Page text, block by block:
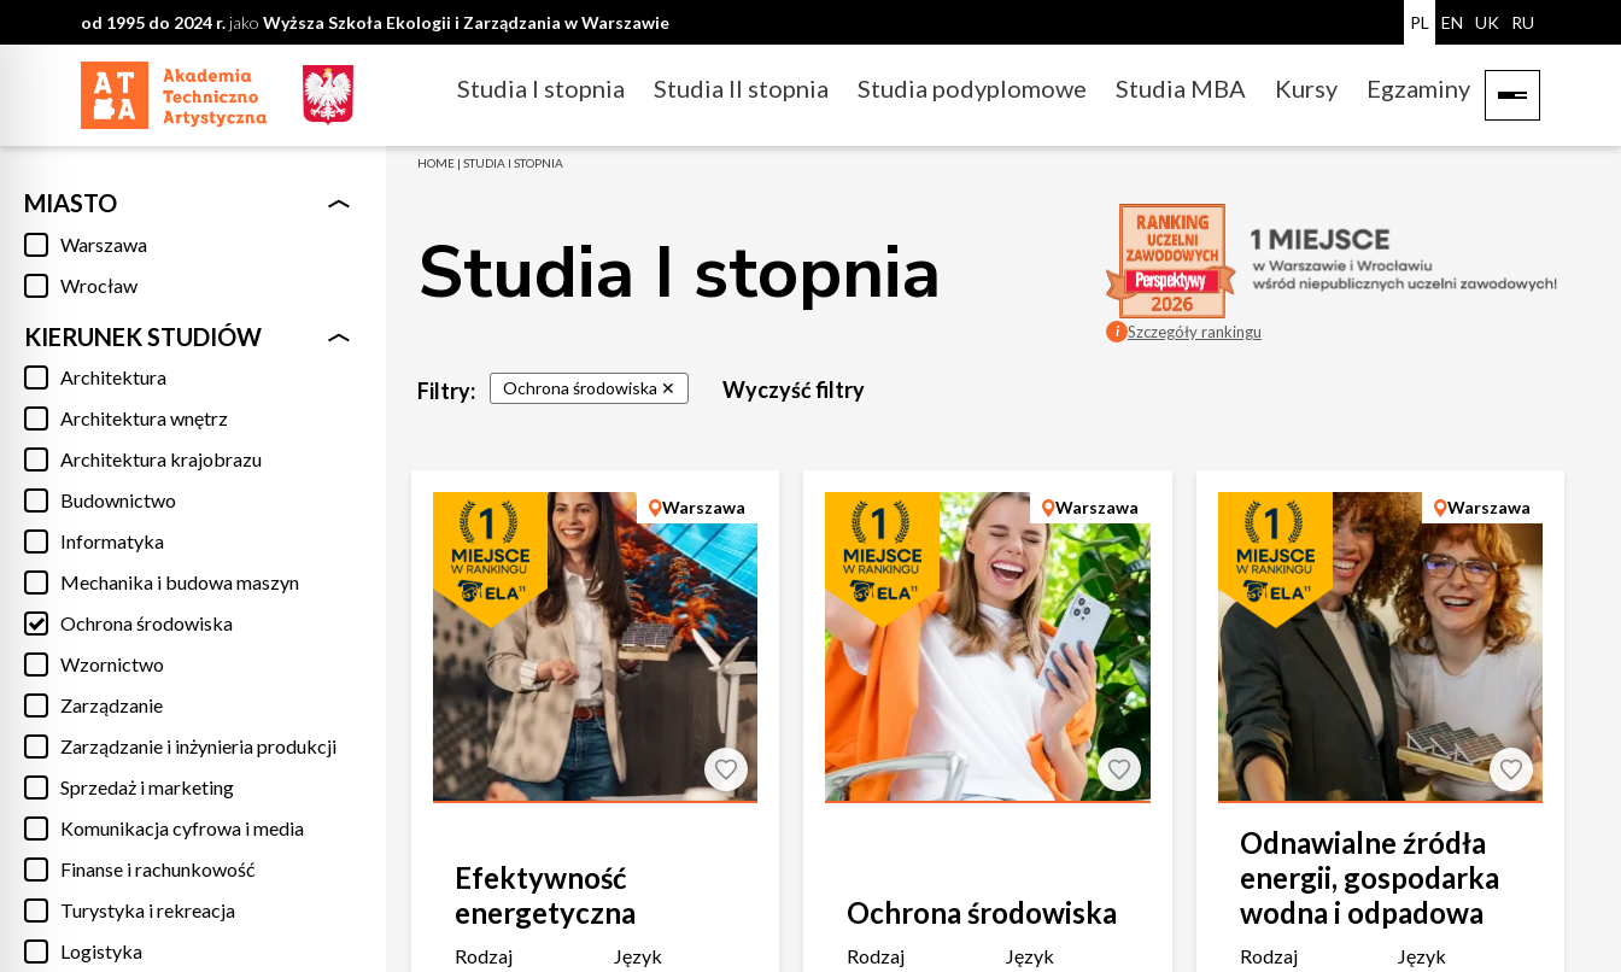
od 1995 do 2024 r. jakoWyższa Szkoła Ekologii i Zarządzania w Warszawie PL EN UK RU
Studia I stopnia Studia II stopnia Studia podyplomowe Studia MBA Kursy Egzaminy
HOME | STUDIA I STOPNIA
Studia I stopnia
i Szczegóły rankingu
Filtry: Ochrona środowiska ✕ Wyczyść filtry
Warszawa
Efektywność
energetyczna
Rodzaj
Język
Warszawa
Ochrona środowiska
Rodzaj
Język
Warszawa
Odnawialne źródła
energii, gospodarka
wodna i odpadowa
Rodzaj
Język
MIASTO
Warszawa
Wrocław
KIERUNEK STUDIÓW
Architektura
Architektura wnętrz
Architektura krajobrazu
Budownictwo
Informatyka
Mechanika i budowa maszyn
Ochrona środowiska
Wzornictwo
Zarządzanie
Zarządzanie i inżynieria produkcji
Sprzedaż i marketing
Komunikacja cyfrowa i media
Finanse i rachunkowość
Turystyka i rekreacja
Logistyka